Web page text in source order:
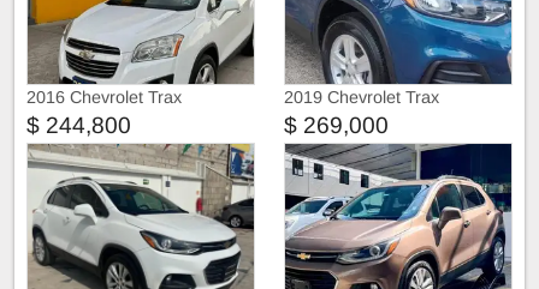
2016 Chevrolet Trax
$ 244,800
2019 Chevrolet Trax
$ 269,000